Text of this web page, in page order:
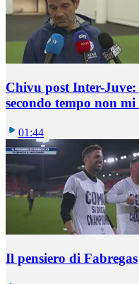
Chivu post Inter-
secondo tempo non
01:44
Il pensiero di Fabregas